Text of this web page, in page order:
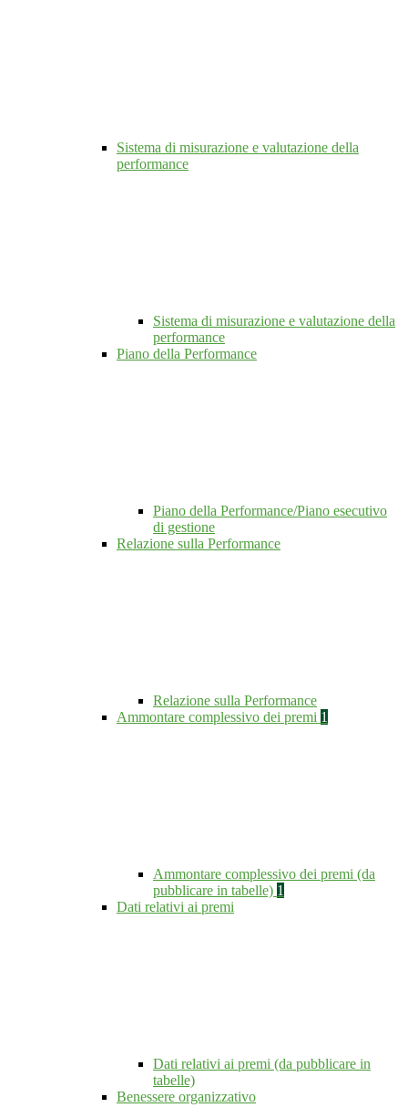
Sistema di misurazione e valutazione della
performance
Sistema di misurazione e valutazione della
performance
Piano della Performance
Piano della Performance/Piano esecutivo
di gestione
Relazione sulla Performance
Relazione sulla Performance
Ammontare complessivo dei premi 1
Ammontare complessivo dei premi (da
pubblicare in tabelle) 1
Dati relativi ai premi
Dati relativi ai premi (da pubblicare in
tabelle)
Benessere organizzativo